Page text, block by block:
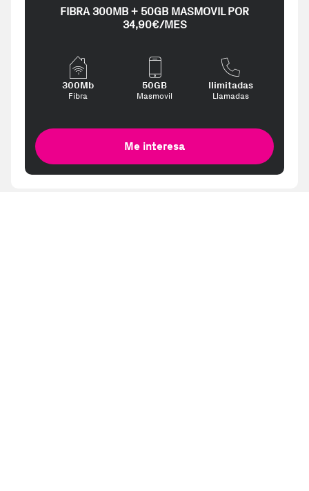
FIBRA 300MB + 50GB MASMOVIL POR
34,90€/MES
300Mb
Fibra
50GB
Masmovil
Ilimitadas
Llamadas
Me interesa